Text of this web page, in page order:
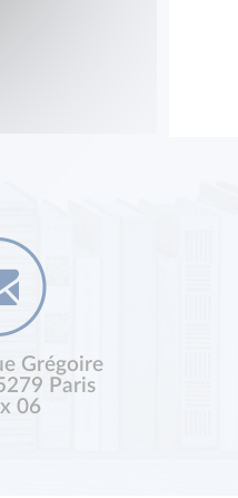
Grégoire
Paris
06